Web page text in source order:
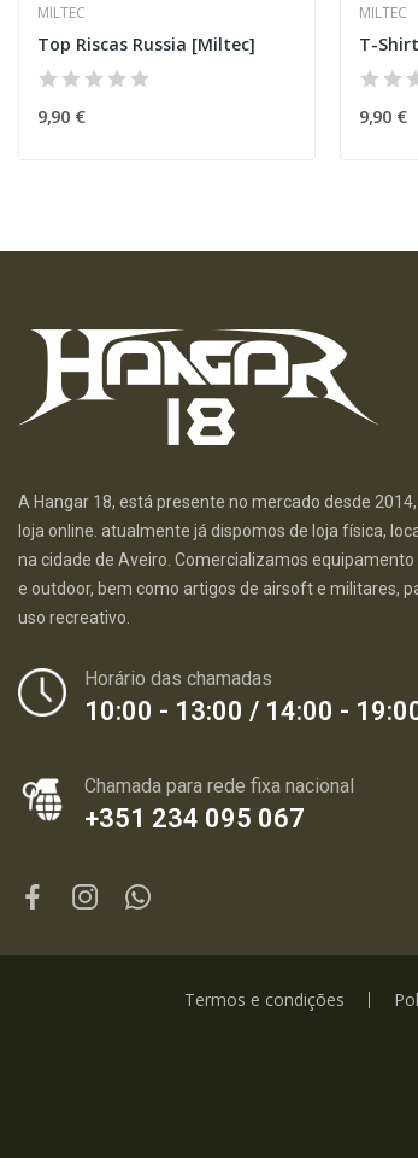
MILTEC
Top Riscas Russia [Miltec]
9,90 €
MILTEC
T-
9,90 €
A Hangar 18, está presente no mercado desde
loja online. atualmente já dispomos de loja física,
na cidade de Aveiro. Comercializamos
e outdoor, bem como artigos de airsoft e militares,
uso recreativo.
Horário das chamadas
10:00 - 13:00 / 14:00 -
Chamada para rede fixa nacional
+351 234 095 067
Termos e condições